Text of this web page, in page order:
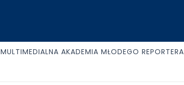
MULTIMEDIALNA AKADEMIA MŁODEGO REPORTERA